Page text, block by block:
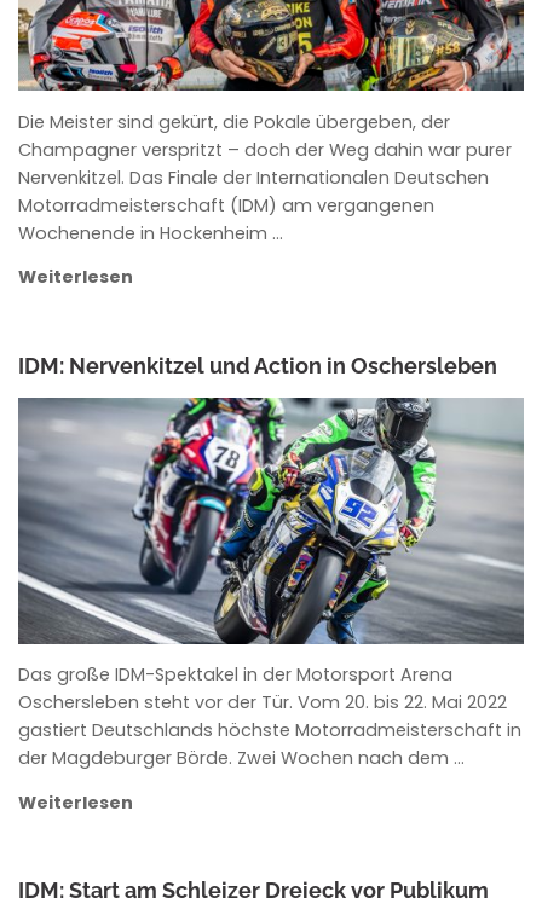
Die Meister sind gekürt, die Pokale übergeben, der
Champagner verspritzt – doch der Weg dahin war purer
Nervenkitzel. Das Finale der Internationalen Deutschen
Motorradmeisterschaft (IDM) am vergangenen
Wochenende in Hockenheim …
Weiterlesen
IDM: Nervenkitzel und Action in Oschersleben
ANKE WIECZOREK
Das große IDM-Spektakel in der Motorsport Arena
Oschersleben steht vor der Tür. Vom 20. bis 22. Mai 2022
gastiert Deutschlands höchste Motorradmeisterschaft in
der Magdeburger Börde. Zwei Wochen nach dem …
Weiterlesen
IDM: Start am Schleizer Dreieck vor Publikum